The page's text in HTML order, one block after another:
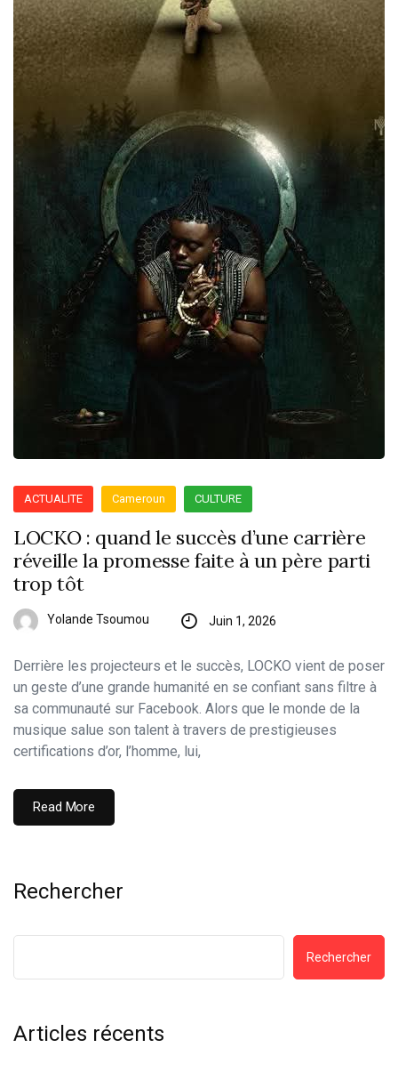
ACTUALITE Cameroun CULTURE
LOCKO : quand le succès d’une carrière
réveille la promesse faite à un père parti
trop tôt
Yolande Tsoumou Juin 1, 2026
​Derrière les projecteurs et le succès, LOCKO vient de poser
un geste d’une grande humanité en se confiant sans filtre à
sa communauté sur Facebook. Alors que le monde de la
musique salue son talent à travers de prestigieuses
certifications d’or, l’homme, lui,
Read More
Rechercher
Rechercher
Articles récents